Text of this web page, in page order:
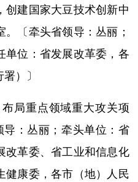
创建国家大豆技术创新中
〔牵头省领导：丛丽；
单位：省发展改革委，各
）〕
局重点领域重大攻关项
：丛丽；牵头单位：省
改革委、省工业和信息化
健康委，各市（地）人民